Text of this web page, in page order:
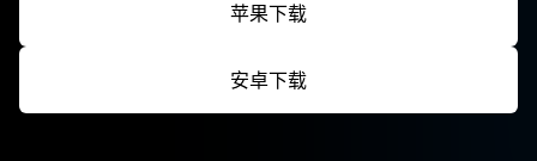
苹果下载
安卓下载